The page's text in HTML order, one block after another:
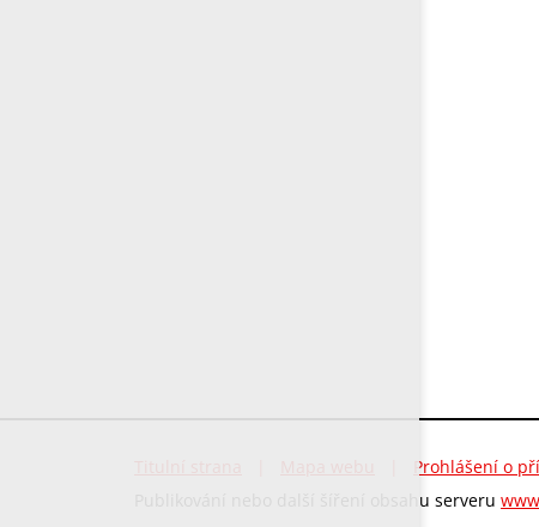
Prohlášení o
Publikování nebo další šíření obsahu serveru